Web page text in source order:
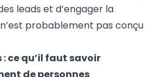
leads et d’engager la
probablement pas conçu
: ce qu’il faut savoir